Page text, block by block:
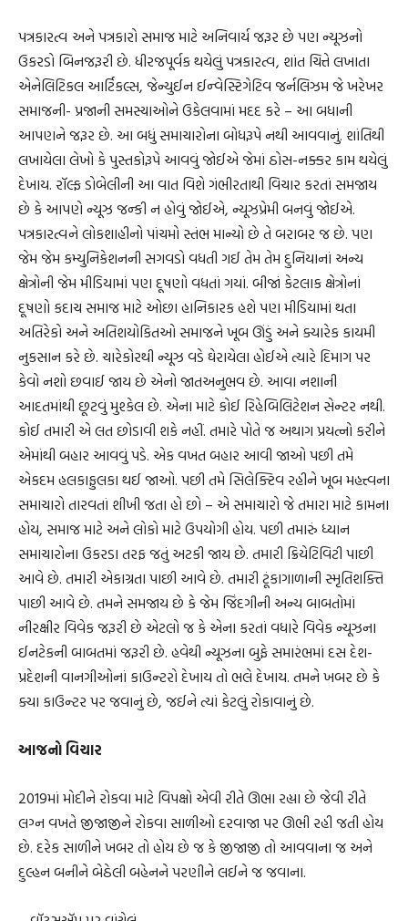
પત્રકારત્વ અને પત્રકારો સમાજ માટે અનિવાર્ય જરૂર છે પણ ન્યૂઝનો
ઉકરડો બિનજરૂરી છે. ધીરજપૂર્વક થયેલું પત્રકારત્વ, શાંત ચિત્તે લખાતા
એનેલિટિકલ આર્ટિકલ્સ, જેન્યુઈન ઈન્વેસ્ટિગેટિવ જર્નલિઝમ જે ખરેખર
સમાજની- પ્રજાની સમસ્યાઓને ઉકેલવામાં મદદ કરે – આ બધાની
આપણને જરૂર છે. આ બધું સમાચારોના બોધરૂપે નથી આવવાનું. શાંતિથી
લખાયેલા લેખો કે પુસ્તકોરૂપે આવવું જોઈએ જેમાં ઠોસ-નક્કર કામ થયેલું
દેખાય. રૉલ્ફ ડોબેલીની આ વાત વિશે ગંભીરતાથી વિચાર કરતાં સમજાય
છે કે આપણે ન્યૂઝ જન્કી ન હોવું જોઈએ, ન્યૂઝપ્રેમી બનવું જોઈએ.
પત્રકારત્વને લોકશાહીનો પાંચમો સ્તંભ માન્યો છે તે બરાબર જ છે. પણ
જેમ જેમ કમ્યુનિકેશનની સગવડો વધતી ગઈ તેમ તેમ દુનિયાનાં અન્ય
ક્ષેત્રોની જેમ મીડિયામાં પણ દૂષણો વધતાં ગયાં. બીજાં કેટલાક ક્ષેત્રોનાં
દૂષણો કદાચ સમાજ માટે ઓછા હાનિકારક હશે પણ મીડિયામાં થતા
અતિરેકો અને અતિશયોકિતઓ સમાજને ખૂબ ઊંડું અને ક્યારેક કાયમી
નુકસાન કરે છે. ચારેકોરથી ન્યૂઝ વડે ઘેરાયેલા હોઈએ ત્યારે દિમાગ પર
કેવો નશો છવાઈ જાય છે એનો જાતઅનુભવ છે. આવા નશાની
આદતમાંથી છૂટવું મુશ્કેલ છે. એના માટે કોઈ રિહેબિલિટેશન સેન્ટર નથી.
કોઈ તમારી એ લત છોડાવી શકે નહીં. તમારે પોતે જ અથાગ પ્રયત્નો કરીને
એમાંથી બહાર આવવું પડે. એક વખત બહાર આવી જાઓ પછી તમે
એકદમ હલકાફુલકા થઈ જાઓ. પછી તમે સિલેક્ટિવ રહીને ખૂબ મહત્ત્વના
સમાચારો તારવતાં શીખી જતા હો છો – એ સમાચારો જે તમારા માટે કામના
હોય, સમાજ માટે અને લોકો માટે ઉપયોગી હોય. પછી તમારું ધ્યાન
સમાચારોના ઉકરડા તરફ જતું અટકી જાય છે. તમારી ક્રિયેટિવિટી પાછી
આવે છે. તમારી એકાગ્રતા પાછી આવે છે. તમારી ટૂંકાગાળાની સ્મૃતિશક્તિ
પાછી આવે છે. તમને સમજાય છે કે જેમ જિંદગીની અન્ય બાબતોમાં
નીરક્ષીર વિવેક જરૂરી છે એટલો જ કે એના કરતાં વધારે વિવેક ન્યૂઝના
ઈનટેકની બાબતમાં જરૂરી છે. હવેથી ન્યૂઝના બુફે સમારંભમાં દસ દેશ-
પ્રદેશની વાનગીઓનાં કાઉન્ટરો દેખાય તો ભલે દેખાય. તમને ખબર છે કે
ક્યા કાઉન્ટર પર જવાનું છે, જઈને ત્યાં કેટલું રોકાવાનું છે.
આજનો વિચાર
2019માં મોદીને રોકવા માટે વિપક્ષો એવી રીતે ઊભા રહ્યા છે જેવી રીતે
લગ્ન વખતે જીજાજીને રોકવા સાળીઓ દરવાજા પર ઊભી રહી જતી હોય
છે. દરેક સાળીને ખબર તો હોય છે જ કે જીજાજી તો આવવાના જ અને
દુલ્હન બનીને બેઠેલી બહેનને પરણીને લઈને જ જવાના.